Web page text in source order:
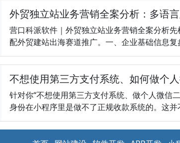
外贸独立站业务营销全案分析：多语
营口科派软件｜外贸独立站业务营销全案分析
配外贸建站出海赛道推广。一、企业基础信息
不想使用第三方支付系统、如何做个
针对你“不想使用第三方支付系统、做个人微信
身份在小程序里是做不了正规收款系统的。这